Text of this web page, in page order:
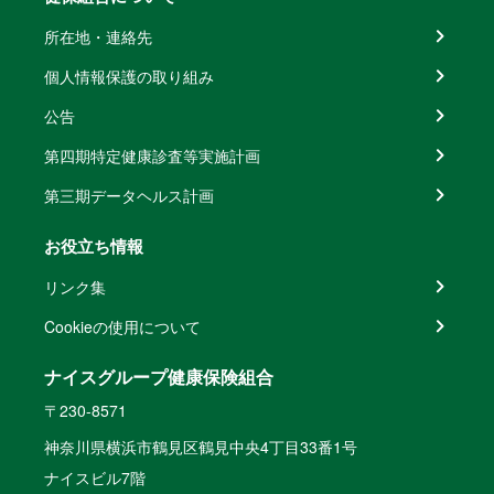
所在地・連絡先
個人情報保護の取り組み
公告
第四期特定健康診査等実施計画
第三期データヘルス計画
お役立ち情報
リンク集
Cookieの使用について
ナイスグループ健康保険組合
〒230-8571
神奈川県横浜市鶴見区鶴見中央4丁目33番1号
ナイスビル7階